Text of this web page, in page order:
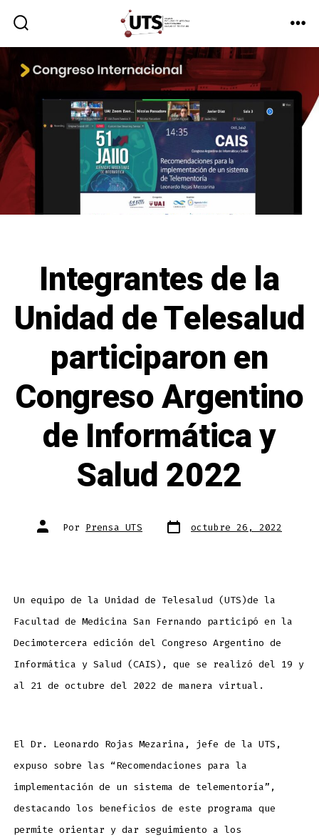
Integrantes de la
Unidad de Telesalud
participaron en
Congreso Argentino
de Informática y
Salud 2022
Por Prensa UTS octubre 26, 2022
Un equipo de la Unidad de Telesalud (UTS)de la
Facultad de Medicina San Fernando participó en la
Decimotercera edición del Congreso Argentino de
Informática y Salud (CAIS), que se realizó del 19 y
al 21 de octubre del 2022 de manera virtual.
El Dr. Leonardo Rojas Mezarina, jefe de la UTS,
expuso sobre las “Recomendaciones para la
implementación de un sistema de telementoría”,
destacando los beneficios de este programa que
permite orientar y dar seguimiento a los